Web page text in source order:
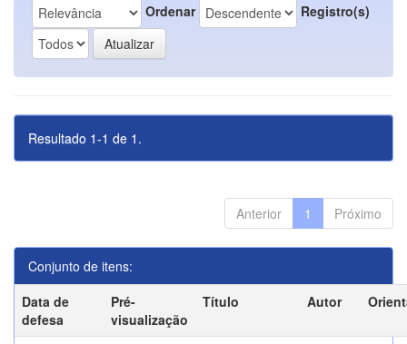
Ordenar Registro(s)
Resultado 1-1 de 1.
Anterior 1 Próximo
Conjunto de itens:
Data de
defesa
Pré-
visualização
Título Autor